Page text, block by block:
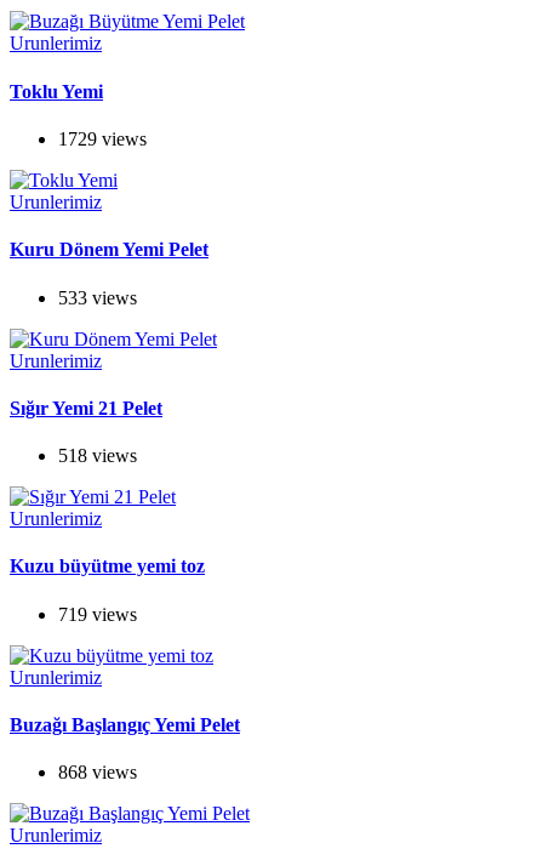
Urunlerimiz
Toklu Yemi
1729 views
Urunlerimiz
Kuru Dönem Yemi Pelet
533 views
Urunlerimiz
Sığır Yemi 21 Pelet
518 views
Urunlerimiz
Kuzu büyütme yemi toz
719 views
Urunlerimiz
Buzağı Başlangıç Yemi Pelet
868 views
Urunlerimiz